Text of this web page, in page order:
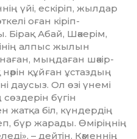
үйі, ескіріп, жылдар
оған кіріп-
Абай, Шәкерім,
алпыс жылын
мыңдаған шәкір­
құйған ұстаздың
даусыз. Ол өзі үнемі
бүгін
жатқа біл, күндердің
бүр жарады. Өмі­рің­нің
– дейтін. Кәменнің